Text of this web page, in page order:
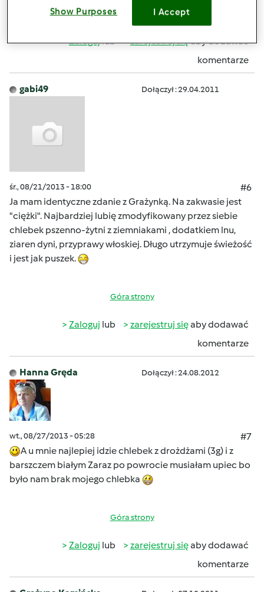
Góra strony
Zalogujlub zarejestruj sięaby dodawać
komentarze
gabi49 Dołączył : 29.04.2011
śr., 08/21/2013 - 18:00
#6
Ja mam identyczne zdanie z Grażynką. Na zakwasie jest
"ciężki". Najbardziej lubię zmodyfikowany przez siebie
chlebek pszenno-żytni z ziemniakami , dodatkiem lnu,
ziaren dyni, przyprawy włoskiej. Długo utrzymuje świeżość
i jest jak puszek.
Góra strony
Zaloguj lub zarejestruj sięaby dodawać
komentarze
Hanna Gręda Dołączył : 24.08.2012
wt., 08/27/2013 - 05:28
#7
A u mnie najlepiej idzie chlebek z drożdżami (3g) i z
barszczem białym Zaraz po powrocie musiałam upiec bo
było nam brak mojego chlebka
Góra strony
Zaloguj lub zarejestruj sięaby dodawać
komentarze
Show Purposes I Accept